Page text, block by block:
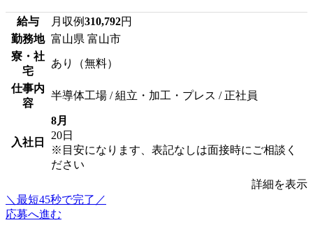
給与 月収例310,792円
勤務地 富山県 富山市
寮・社
宅
あり（無料）
仕事内
容
半導体工場 / 組立・加工・プレス / 正社員
入社日
8月
20日
※目安になります、表記なしは面接時にご相談く
ださい
詳細を表示
＼最短45秒で完了／
応募へ進む